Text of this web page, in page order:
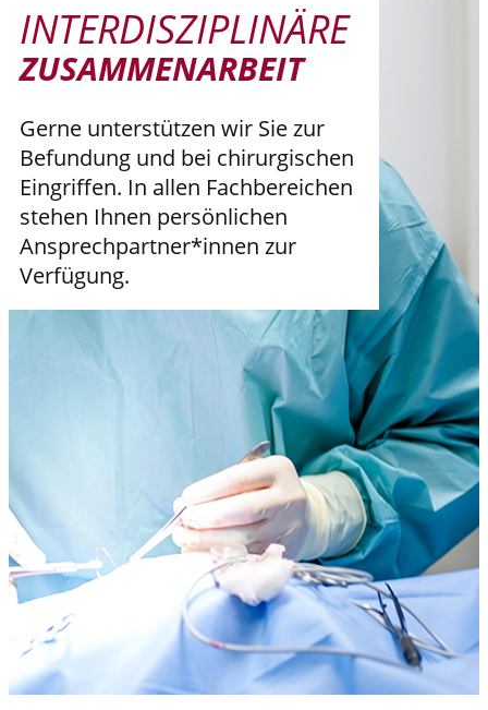
INTERDISZIPLINÄRE
ZUSAMMENARBEIT
Gerne unterstützen wir Sie zur
Befundung und bei chirurgischen
Eingriffen. In allen Fachbereichen
stehen Ihnen persönlichen
Ansprechpartner*innen zur
Verfügung.